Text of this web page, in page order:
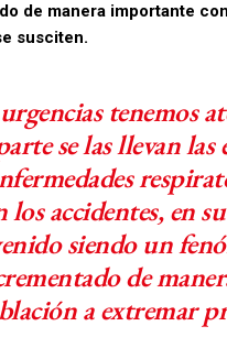
de manera importante
susciten.
tenemos
se las llevan
accidentes, en
siendo un
de
a extremar